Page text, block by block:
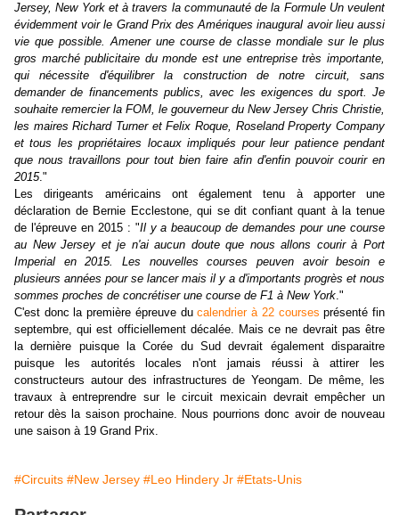
Jersey, New York et à travers la communauté de la Formule Un veulent
évidemment voir le Grand Prix des Amériques inaugural avoir lieu aussi
vie que possible. Amener une course de classe mondiale sur le plus
gros marché publicitaire du monde est une entreprise très importante,
qui nécessite d'équilibrer la construction de notre circuit, sans
demander de financements publics, avec les exigences du sport. Je
souhaite remercier la FOM, le gouverneur du New Jersey Chris Christie,
les maires Richard Turner et Felix Roque, Roseland Property Company
et tous les propriétaires locaux impliqués pour leur patience pendant
que nous travaillons pour tout bien faire afin d'enfin pouvoir courir en
2015."
Les dirigeants américains ont également tenu à apporter une
déclaration de Bernie Ecclestone, qui se dit confiant quant à la tenue
de l'épreuve en 2015 : "Il y a beaucoup de demandes pour une course
au New Jersey et je n'ai aucun doute que nous allons courir à Port
Imperial en 2015. Les nouvelles courses peuven avoir besoin e
plusieurs années pour se lancer mais il y a d'importants progrès et nous
sommes proches de concrétiser une course de F1 à New York."
C'est donc la première épreuve ducalendrier à 22 courses présenté fin
septembre, qui est officiellement décalée. Mais ce ne devrait pas être
la dernière puisque la Corée du Sud devrait également disparaitre
puisque les autorités locales n'ont jamais réussi à attirer les
constructeurs autour des infrastructures de Yeongam. De même, les
travaux à entreprendre sur le circuit mexicain devrait empêcher un
retour dès la saison prochaine. Nous pourrions donc avoir de nouveau
une saison à 19 Grand Prix.
#Circuits #New Jersey #Leo Hindery Jr #Etats-Unis